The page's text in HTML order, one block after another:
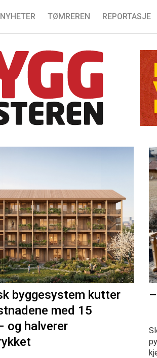
NYHETER TØMREREN REPORTASJE
byggesystem kutter
med 15
og halverer